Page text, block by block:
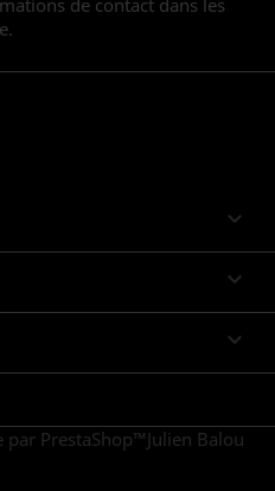
de contact dans les



par PrestaShop™Julien Balou